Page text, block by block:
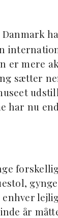
er mere
sætter
har nu
år